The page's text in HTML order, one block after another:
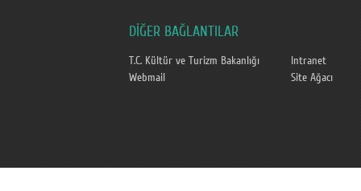
DİĞER BAĞLANTILAR
T.C. Kültür ve Turizm Bakanlığı
Intranet
Webmail
Site Ağacı